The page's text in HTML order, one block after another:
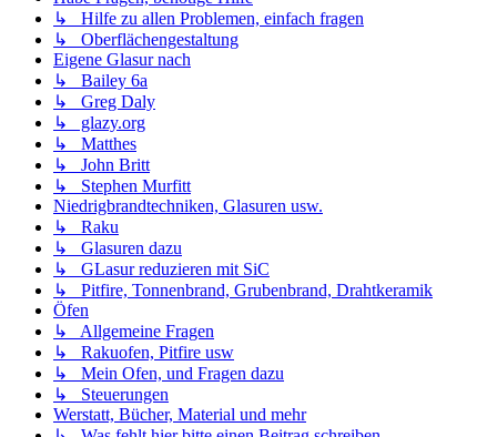
↳ Hilfe zu allen Problemen, einfach fragen
↳ Oberflächengestaltung
Eigene Glasur nach
↳ Bailey 6a
↳ Greg Daly
↳ glazy.org
↳ Matthes
↳ John Britt
↳ Stephen Murfitt
Niedrigbrandtechniken, Glasuren usw.
↳ Raku
↳ Glasuren dazu
↳ GLasur reduzieren mit SiC
↳ Pitfire, Tonnenbrand, Grubenbrand, Drahtkeramik
Öfen
↳ Allgemeine Fragen
↳ Rakuofen, Pitfire usw
↳ Mein Ofen, und Fragen dazu
↳ Steuerungen
Werstatt, Bücher, Material und mehr